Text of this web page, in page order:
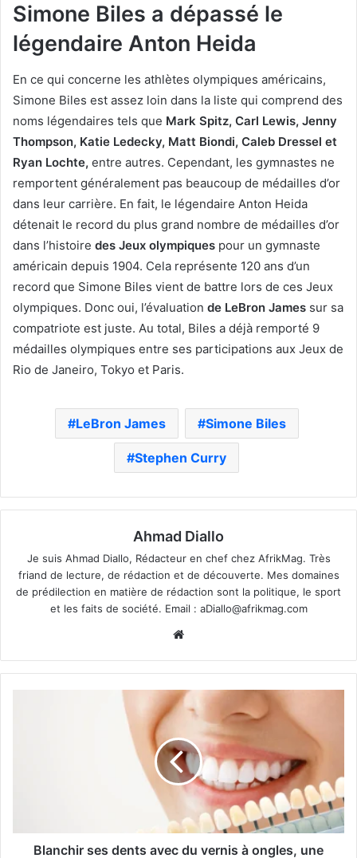
Simone Biles a dépassé le
légendaire Anton Heida
En ce qui concerne les athlètes olympiques américains,
Simone Biles est assez loin dans la liste qui comprend des
noms légendaires tels que Mark Spitz, Carl Lewis, Jenny
Thompson, Katie Ledecky, Matt Biondi, Caleb Dressel et
Ryan Lochte, entre autres. Cependant, les gymnastes ne
remportent généralement pas beaucoup de médailles d’or
dans leur carrière. En fait, le légendaire Anton Heida
détenait le record du plus grand nombre de médailles d’or
dans l’histoire des Jeux olympiques pour un gymnaste
américain depuis 1904. Cela représente 120 ans d’un
record que Simone Biles vient de battre lors de ces Jeux
olympiques. Donc oui, l’évaluation de LeBron James sur sa
compatriote est juste. Au total, Biles a déjà remporté 9
médailles olympiques entre ses participations aux Jeux de
Rio de Janeiro, Tokyo et Paris.
LeBron James Simone Biles
Stephen Curry
Ahmad Diallo
Je suis Ahmad Diallo, Rédacteur en chef chez AfrikMag. Très
friand de lecture, de rédaction et de découverte. Mes domaines
de prédilection en matière de rédaction sont la politique, le sport
et les faits de société. Email : aDiallo@afrikmag.com
Blanchir ses dents avec du vernis à ongles, une